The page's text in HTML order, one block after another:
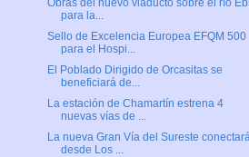
Obras del nuevo viaducto sobre el río
para la...
Sello de Excelencia Europea EFQM 500
para el Hospi...
El Poblado Dirigido de Orcasitas se
beneficiará de...
La estación de Chamartín estrena 4
nuevas vías de ...
La nueva Gran Vía del Sureste
desde Los ...